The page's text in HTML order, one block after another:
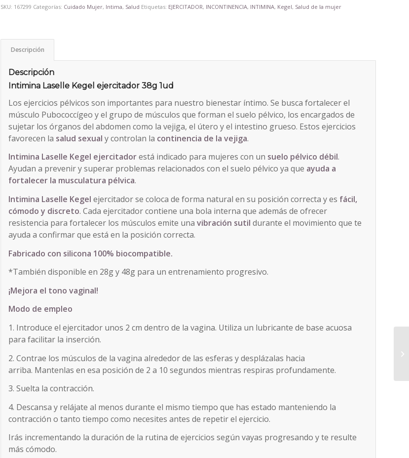
SKU: 167299 Categorías: Cuidado Mujer, Intima, Salud Etiquetas: EJERCITADOR, INCONTINENCIA, INTIMINA, Kegel, Salud de la mujer
Descripción
Descripción
Intimina Laselle Kegel ejercitador 38g 1ud
Los ejercicios pélvicos son importantes para nuestro bienestar íntimo. Se busca fortalecer el
músculo Pubococcígeo y el grupo de músculos que forman el suelo pélvico, los encargados de
sujetar los órganos del abdomen como la vejiga, el útero y el intestino grueso. Estos ejercicios
favorecen la salud sexual y controlan la continencia de la vejiga.
Intimina Laselle Kegel ejercitadorestá indicado para mujeres con un suelo pélvico débil.
Ayudan a prevenir y superar problemas relacionados con el suelo pélvico ya que ayuda a
fortalecer la musculatura pélvica.
Intimina Laselle Kegel ejercitador se coloca de forma natural en su posición correcta y es fácil,
cómodo y discreto. Cada ejercitador contiene una bola interna que además de ofrecer
resistencia para fortalecer los músculos emite unavibración sutil durante el movimiento que te
ayuda a confirmar que está en la posición correcta.
Fabricado con silicona 100% biocompatible.
*También disponible en 28g y 48g para un entrenamiento progresivo.
¡Mejora el tono vaginal!
Modo de empleo
1. Introduce el ejercitador unos 2 cm dentro de la vagina. Utiliza un lubricante de base acuosa
para facilitar la inserción.
2. Contrae los músculos de la vagina alrededor de las esferas y desplázalas hacia
arriba. Mantenlas en esa posición de 2 a 10 segundos mientras respiras profundamente.
3. Suelta la contracción.
4. Descansa y relájate al menos durante el mismo tiempo que has estado manteniendo la
contracción o tanto tiempo como necesites antes de repetir el ejercicio.
Irás incrementando la duración de la rutina de ejercicios según vayas progresando y te resulte
más cómodo.